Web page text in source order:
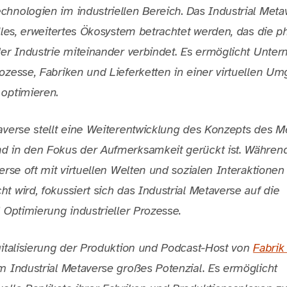
im industriellen Bereich. Das Industrial
erweitertes Ökosystem betrachtet werden, das die
Industrie miteinander verbindet. Es ermöglicht
Fabriken und Lieferketten in einer virtuellen
stellt eine Weiterentwicklung des Konzepts des
in den Fokus der Aufmerksamkeit gerückt ist.
oft mit virtuellen Welten und sozialen Interaktionen
wird, fokussiert sich das Industrial Metaverse auf die
industrieller Prozesse.
der Produktion und Podcast-Host von
Industrial Metaverse großes Potenzial. Es ermöglicht